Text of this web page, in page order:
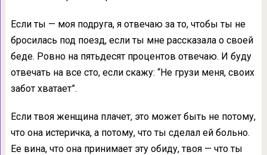
Если ты — моя подруга, я отвечаю за то, чтобы ты не
бросилась под поезд, если ты мне рассказала о своей
беде. Ровно на пятьдесят процентов отвечаю. И буду
отвечать на все сто, если скажу: “Не грузи меня, своих
забот хватает”.
Если твоя женщина плачет, это может быть не потому,
что она истеричка, а потому, что ты сделал ей больно.
Ее вина, что она принимает эту обиду, твоя — что ты